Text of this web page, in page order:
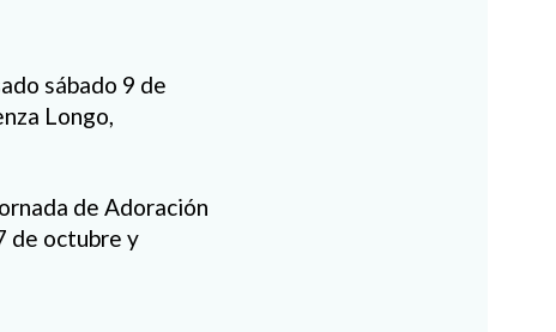
sábado 9 de
Longo,
de Adoración
de octubre y